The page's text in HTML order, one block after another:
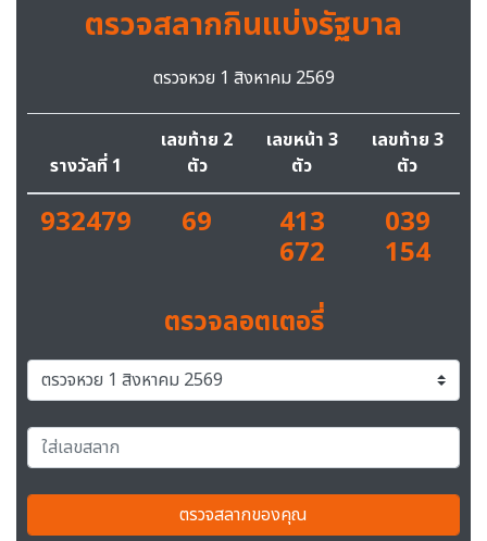
ตรวจสลากกินแบ่งรัฐบาล
ตรวจหวย 1 สิงหาคม 2569
รางวัลที่ 1
เลขท้าย 2
ตัว
เลขหน้า 3
ตัว
เลขท้าย 3
ตัว
932479 69 413
672
039
154
ตรวจลอตเตอรี่
ตรวจสลากของคุณ